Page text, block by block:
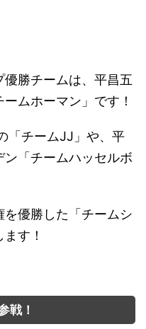
勝チームは、平昌五
ムホーマン」です！
「チームJJ」や、平
「チームハッセルボ
優勝した「チームシ
す！
戦！